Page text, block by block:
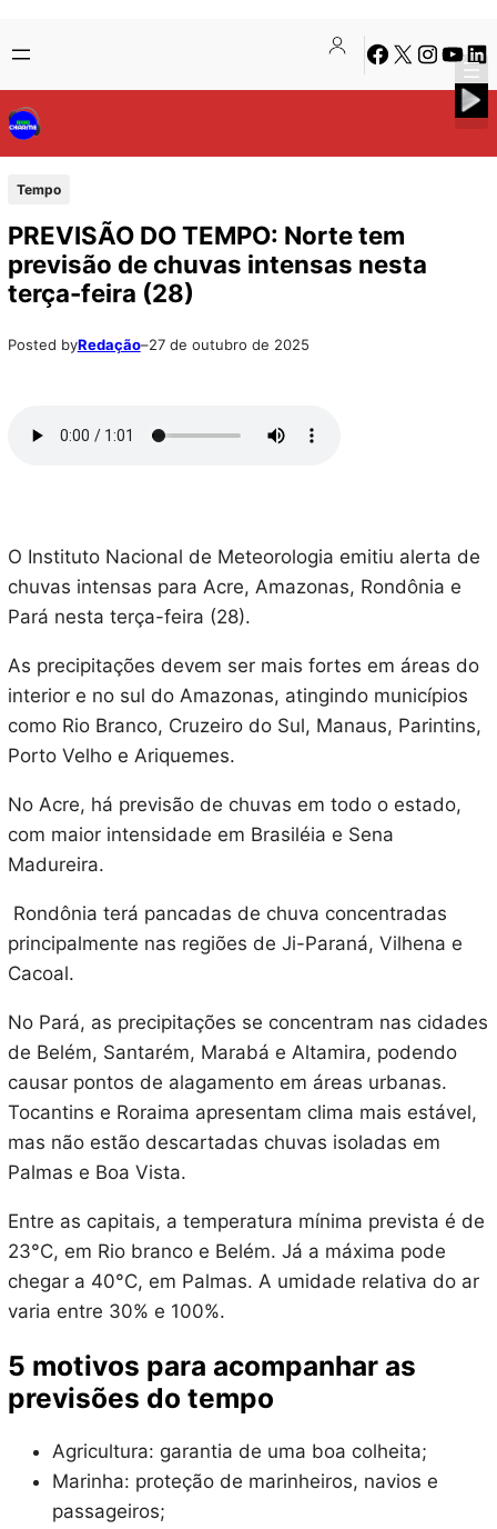
para
o
conteúdo
to
content
Facebook
X Instagram
Tempo
PREVISÃO DO TEMPO: Norte tem
previsão de chuvas intensas nesta
terça-feira (28)
Posted byRedação–27 de outubro de 2025
O Instituto Nacional de Meteorologia emitiu alerta de
chuvas intensas para Acre, Amazonas, Rondônia e
Pará nesta terça-feira (28).
As precipitações devem ser mais fortes em áreas do
interior e no sul do Amazonas, atingindo municípios
como Rio Branco, Cruzeiro do Sul, Manaus, Parintins,
Porto Velho e Ariquemes.
No Acre, há previsão de chuvas em todo o estado,
com maior intensidade em Brasiléia e Sena
Madureira.
Rondônia terá pancadas de chuva concentradas
principalmente nas regiões de Ji-Paraná, Vilhena e
Cacoal.
No Pará, as precipitações se concentram nas cidades
de Belém, Santarém, Marabá e Altamira, podendo
causar pontos de alagamento em áreas urbanas.
Tocantins e Roraima apresentam clima mais estável,
mas não estão descartadas chuvas isoladas em
Palmas e Boa Vista.
Entre as capitais, a temperatura mínima prevista é de
23°C, em Rio branco e Belém. Já a máxima pode
chegar a 40°C, em Palmas. A umidade relativa do ar
varia entre 30% e 100%.
5 motivos para acompanhar as
previsões do tempo
Agricultura: garantia de uma boa colheita;
Marinha: proteção de marinheiros, navios e
passageiros;